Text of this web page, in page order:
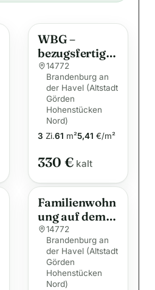
t
WBG –
bezugsfertige
3
Zimmerwohn
ung mit
Balkon u. Bad
mit Dusche!
14772
Brandenburg an
der Havel (Altstadt
Görden
Hohenstücken
Nord)
3 Zi.61 m²5,41 €/m²
330 € kalt
Familienwohn
ung auf dem
Görden…
14772
Brandenburg an
der Havel (Altstadt
Görden
Hohenstücken
Nord)